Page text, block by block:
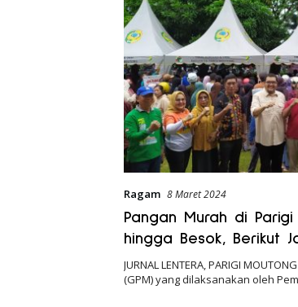
Ragam 8 Maret 2024
Pangan Murah di Parigi
hingga Besok, Berikut
Tempatnya
JURNAL LENTERA, PARIGI
(GPM) yang dilaksanakan oleh